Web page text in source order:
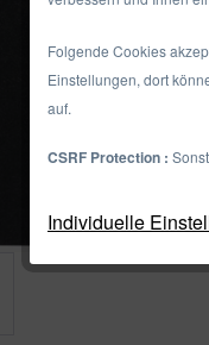
Folgende Cookies
Einstellungen, dort
auf.
CSRF Protection :
Individuelle